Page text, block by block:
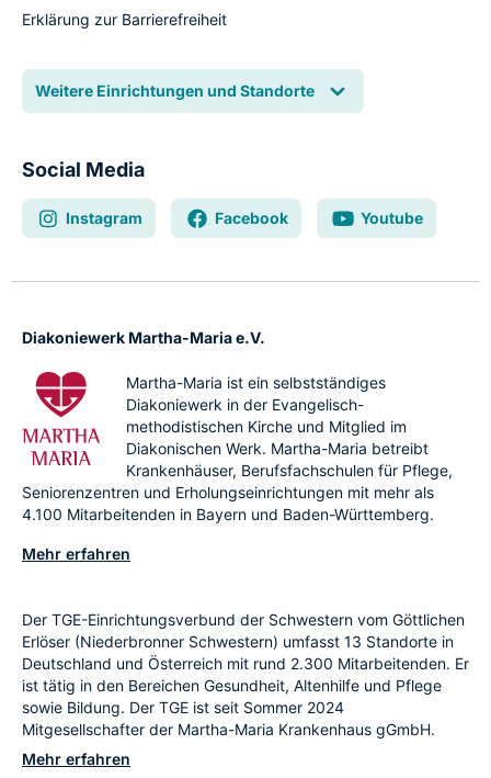
Erklärung zur Barrierefreiheit
Weitere Einrichtungen und Standorte
Social Media
Instagram Facebook Youtube
Diakoniewerk Martha-Maria e.V.
Martha-Maria ist ein selbstständiges
Diakoniewerk in der Evangelisch-
methodistischen Kirche und Mitglied im
Diakonischen Werk. Martha-Maria betreibt
Krankenhäuser, Berufsfachschulen für Pflege,
Seniorenzentren und Erholungseinrichtungen mit mehr als
4.100 Mitarbeitenden in Bayern und Baden-Württemberg.
Mehr erfahren
Der TGE-Einrichtungsverbund der Schwestern vom Göttlichen
Erlöser (Niederbronner Schwestern) umfasst 13 Standorte in
Deutschland und Österreich mit rund 2.300 Mitarbeitenden. Er
ist tätig in den Bereichen Gesundheit, Altenhilfe und Pflege
sowie Bildung. Der TGE ist seit Sommer 2024
Mitgesellschafter der Martha-Maria Krankenhaus gGmbH.
Mehr erfahren